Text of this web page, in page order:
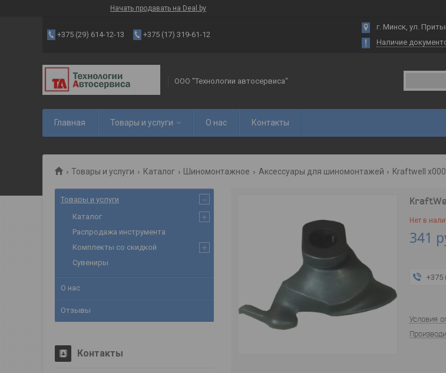
Начать продавать на Deal.by
+375 (29) 614-12-13 +375 (17) 319-61-12
г. Минск, ул.
Наличие
ООО "Технологии автосервиса"
Главная Товары и услуги О нас Контакты
Товары и услуги Каталог Шиномонтажное Аксессуары для шиномонтажей Kraftwell
Нет в
341
+375
Условия
Товары и услуги
Каталог
Распродажа инструмента
Комплекты со скидкой
Сувениры
О нас
Отзывы
Контакты